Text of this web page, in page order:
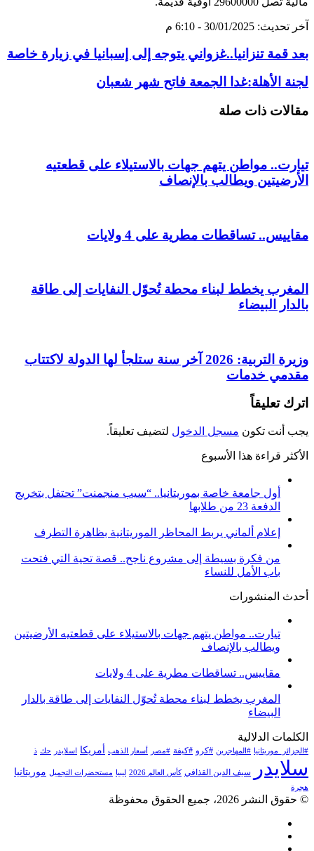
آخر تحديث: 30/01/2025 - 6:10 م
بعد قمة تنزانيا..غزواني يتوجه إلى إسبانيا في زيارة خاصة
لجنة الأهلة:غدا الجمعة فاتح شهر شعبان
مقالات ذات صلة
تيارت.. مواطن يتهم جهات بالاستيلاء على قطعتيه
الأرضيتين ويطالب بالإنصاف
مقاييس.. تساقطات مطرية على 4 ولايات
المغرب يخطط لبناء محطة تُحوّل النفايات إلى طاقة
بالدار البيضاء
وزيرة التربية: 2026 آخر سنة ستلجأ لها الدولة لاكتتاب
مقدمي خدمات
اترك تعليقاً
يجب أنت تكون مسجل الدخول لتضيف تعليقاً.
الأكثر قراءة هذا الأسبوع
أول جامعة خاصة بموريتانيا.. “سيب منجمنت” تحتفل بتخريج
الدفعة 23 من طلابها
إعلام ألماني يربط المحاظر الموريتانية بظاهرة التطرف
من فكرة بسيطة إلى مشروع ناجح.. قصة تحية التي فتحت
باب الأمل للنساء
أحدث المنشورات
تيارت.. مواطن يتهم جهات بالاستيلاء على قطعتيه الأرضيتين
ويطالب بالإنصاف
مقاييس.. تساقطات مطرية على 4 ولايات
المغرب يخطط لبناء محطة تُحوّل النفايات إلى طاقة بالدار
البيضاء
الكلمات الدلالية
#الجزائر_موريتانيا #المهاجرين #كرو #كيفة #مصر أسعار الذهب أمريكا اسلايدر حك ذ
سلايدر سيف الدين القذافي كأس العالم 2026 ليبيا مستحضرات التجميل موريتانيا
هجرة
© حقوق النشر 2026، جميع الحقوق محفوظة